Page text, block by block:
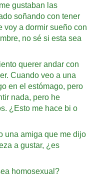
gustaban las
soñando con tener
voy a dormir sueño con
no sé si esta sea
querer andar con
Cuando veo a una
en el estómago, pero
nada, pero he
¿Esto me hace bi o
una amiga que me dijo
a gustar, ¿es
homosexual?